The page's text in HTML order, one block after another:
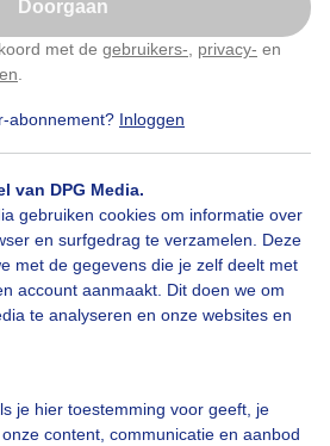
Doorgaan
met de gebruikers- privacy- en
abonnement? Inloggen
van DPG Media.
gebruiken cookies om informatie over
en surfgedrag te verzamelen. Deze
met de gegevens die je zelf deelt met
account aanmaakt. Dit doen we om
te analyseren en onze websites en
je hier toestemming voor geeft, je
content, communicatie en aanbod
moment geduld aub...
om dit aan te passen